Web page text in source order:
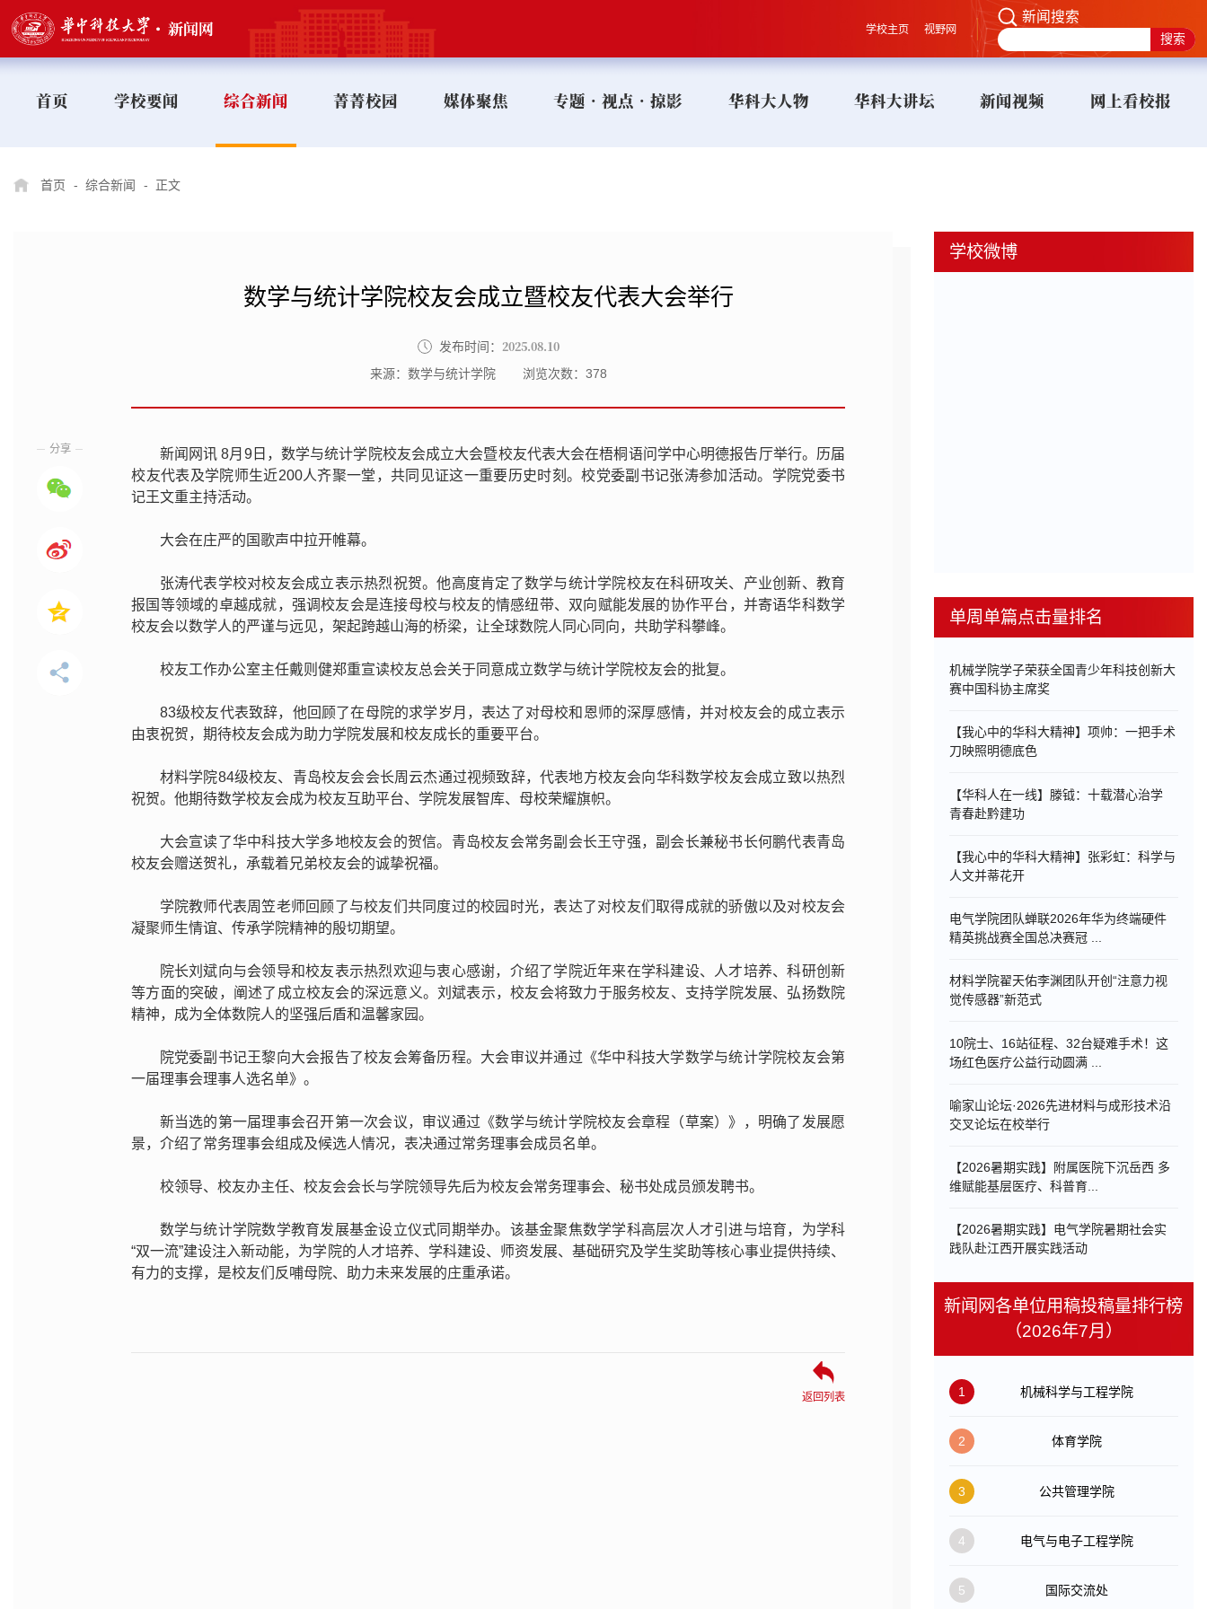
学校主页 视野网
新闻搜索
首页 学校要闻 综合新闻 菁菁校园 媒体聚焦 专题•视点•掠影 华科大人物 华科大讲坛 新闻视频 网上看校报
首页 - 综合新闻 - 正文
数学与统计学院校友会成立暨校友代表大会举行
发布时间： 2025.08.10
来源：数学与统计学院 浏览次数： 378
新闻网讯 8月9日，数学与统计学院校友会成立大会暨校友代表大会在梧桐语问学中心明德报告厅举行。历届
校友代表及学院师生近200人齐聚一堂，共同见证这一重要历史时刻。校党委副书记张涛参加活动。学院党委书
记王文重主持活动。
大会在庄严的国歌声中拉开帷幕。
张涛代表学校对校友会成立表示热烈祝贺。他高度肯定了数学与统计学院校友在科研攻关、产业创新、教育
报国等领域的卓越成就，强调校友会是连接母校与校友的情感纽带、双向赋能发展的协作平台，并寄语华科数学
校友会以数学人的严谨与远见，架起跨越山海的桥梁，让全球数院人同心同向，共助学科攀峰。
校友工作办公室主任戴则健郑重宣读校友总会关于同意成立数学与统计学院校友会的批复。
83级校友代表致辞，他回顾了在母院的求学岁月，表达了对母校和恩师的深厚感情，并对校友会的成立表示
由衷祝贺，期待校友会成为助力学院发展和校友成长的重要平台。
材料学院84级校友、青岛校友会会长周云杰通过视频致辞，代表地方校友会向华科数学校友会成立致以热烈
祝贺。他期待数学校友会成为校友互助平台、学院发展智库、母校荣耀旗帜。
大会宣读了华中科技大学多地校友会的贺信。青岛校友会常务副会长王守强，副会长兼秘书长何鹏代表青岛
校友会赠送贺礼，承载着兄弟校友会的诚挚祝福。
学院教师代表周笠老师回顾了与校友们共同度过的校园时光，表达了对校友们取得成就的骄傲以及对校友会
凝聚师生情谊、传承学院精神的殷切期望。
院长刘斌向与会领导和校友表示热烈欢迎与衷心感谢，介绍了学院近年来在学科建设、人才培养、科研创新
等方面的突破，阐述了成立校友会的深远意义。刘斌表示，校友会将致力于服务校友、支持学院发展、弘扬数院
精神，成为全体数院人的坚强后盾和温馨家园。
院党委副书记王黎向大会报告了校友会筹备历程。大会审议并通过《华中科技大学数学与统计学院校友会第
一届理事会理事人选名单》。
新当选的第一届理事会召开第一次会议，审议通过《数学与统计学院校友会章程（草案）》，明确了发展愿
景，介绍了常务理事会组成及候选人情况，表决通过常务理事会成员名单。
校领导、校友办主任、校友会会长与学院领导先后为校友会常务理事会、秘书处成员颁发聘书。
数学与统计学院数学教育发展基金设立仪式同期举办。该基金聚焦数学学科高层次人才引进与培育，为学科
“双一流”建设注入新动能，为学院的人才培养、学科建设、师资发展、基础研究及学生奖助等核心事业提供持续、
有力的支撑，是校友们反哺母院、助力未来发展的庄重承诺。
分享
返回列表
学校微博
单周单篇点击量排名
机械学院学子荣获全国青少年科技创新大
赛中国科协主席奖
【我心中的华科大精神】项帅：一把手术
刀映照明德底色
【华科人在一线】滕钺：十载潜心治学
青春赴黔建功
【我心中的华科大精神】张彩虹：科学与
人文并蒂花开
电气学院团队蝉联2026年华为终端硬件
精英挑战赛全国总决赛冠 ...
材料学院翟天佑李渊团队开创“注意力视
觉传感器”新范式
10院士、16站征程、32台疑难手术！这
场红色医疗公益行动圆满 ...
喻家山论坛·2026先进材料与成形技术沿
交叉论坛在校举行
【2026暑期实践】附属医院下沉岳西 多
维赋能基层医疗、科普育...
【2026暑期实践】电气学院暑期社会实
践队赴江西开展实践活动
新闻网各单位用稿投稿量排行榜
（2026年7月）
1 机械科学与工程学院
2 体育学院
3 公共管理学院
4 电气与电子工程学院
5 国际交流处